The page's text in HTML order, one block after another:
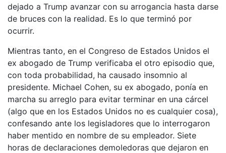
dejado a Trump avanzar con su arrogancia hasta darse
de bruces con la realidad. Es lo que terminó por
ocurrir.
Mientras tanto, en el Congreso de Estados Unidos el
ex abogado de Trump verificaba el otro episodio que,
con toda probabilidad, ha causado insomnio al
presidente. Michael Cohen, su ex abogado, ponía en
marcha su arreglo para evitar terminar en una cárcel
(algo que en los Estados Unidos no es cualquier cosa),
confesando ante los legisladores que lo interrogaron
haber mentido en nombre de su empleador. Siete
horas de declaraciones demoledoras que dejaron en